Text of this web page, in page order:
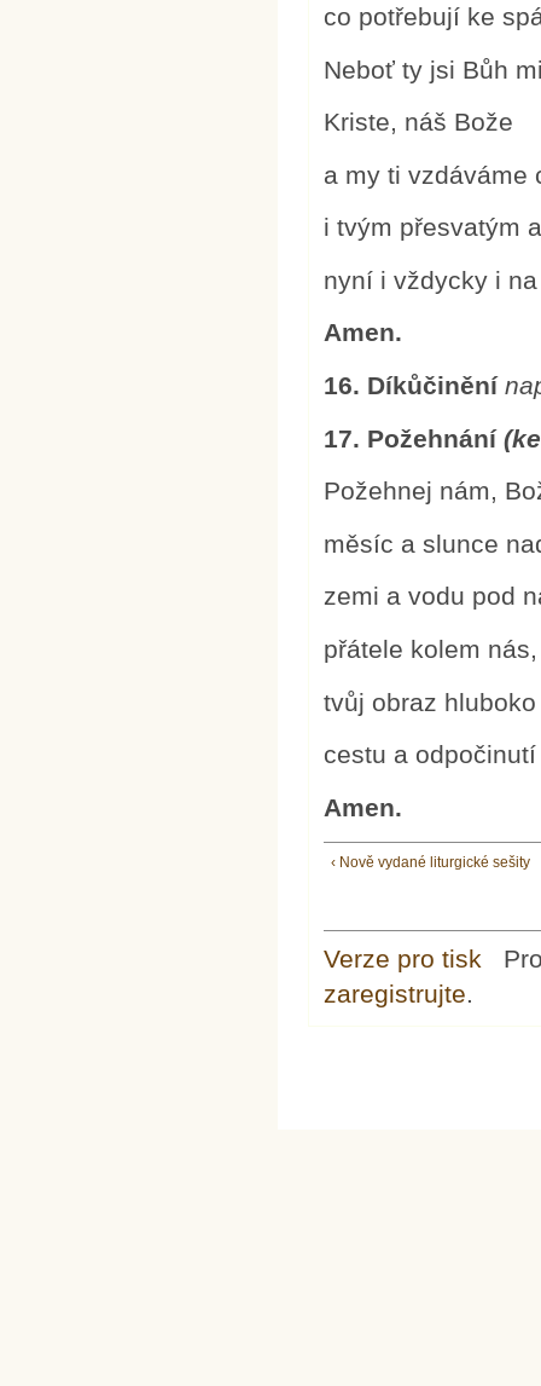
co potřebují ke
Neboť ty jsi Bůh
Kriste, náš Bože
a my ti vzdáváme
i tvým přesvatým
nyní i vždycky i
Amen.
16. Díkůčinění
17. Požehnání
Požehnej nám,
měsíc a slunce
zemi a vodu pod
přátele kolem nás,
tvůj obraz
cestu a
Amen.
‹ Nově vydané liturgické sešity
Verze pro tisk
zaregistrujte.